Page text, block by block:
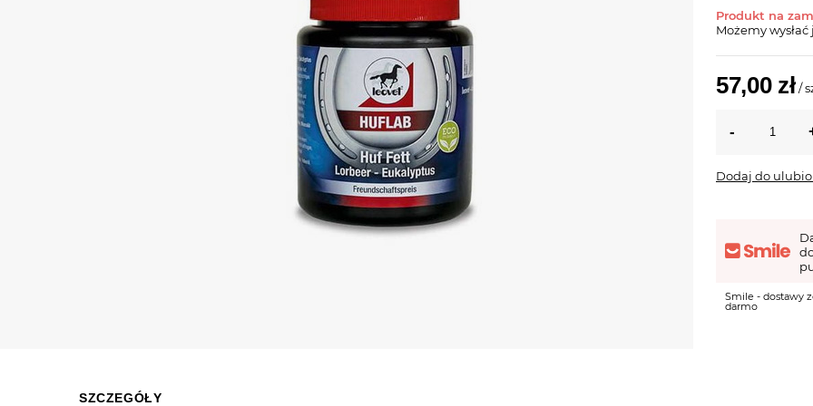
Produkt na
Możemy wysłać
57,00 zł /
Dodaj do
Smile - dostawy
darmo
SZCZEGÓŁY